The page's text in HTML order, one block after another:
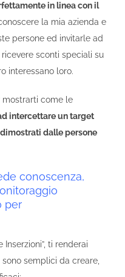
in linea con il
la mia azienda e
persone ed invitarle ad
sconti speciali su
interessano loro.
mostrarti come le
intercettare un target
dalle persone
conoscenza,
per
ti renderai
semplici da creare,